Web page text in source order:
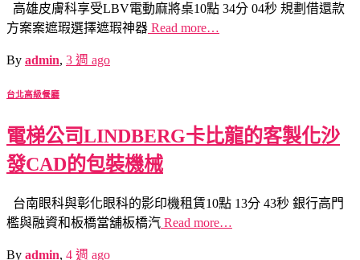
高雄皮膚科享受LBV電動麻將桌10點 34分 04秒 規劃借還款
方案案遮瑕選擇遮瑕神器 Read more…
By admin, 3 週 ago
台北高級餐廳
電梯公司LINDBERG卡比龍的客製化沙
發CAD的包裝機械
台南眼科與彰化眼科的影印機租賃10點 13分 43秒 銀行高門
檻與融資和板橋當舖板橋汽 Read more…
By admin, 4 週 ago